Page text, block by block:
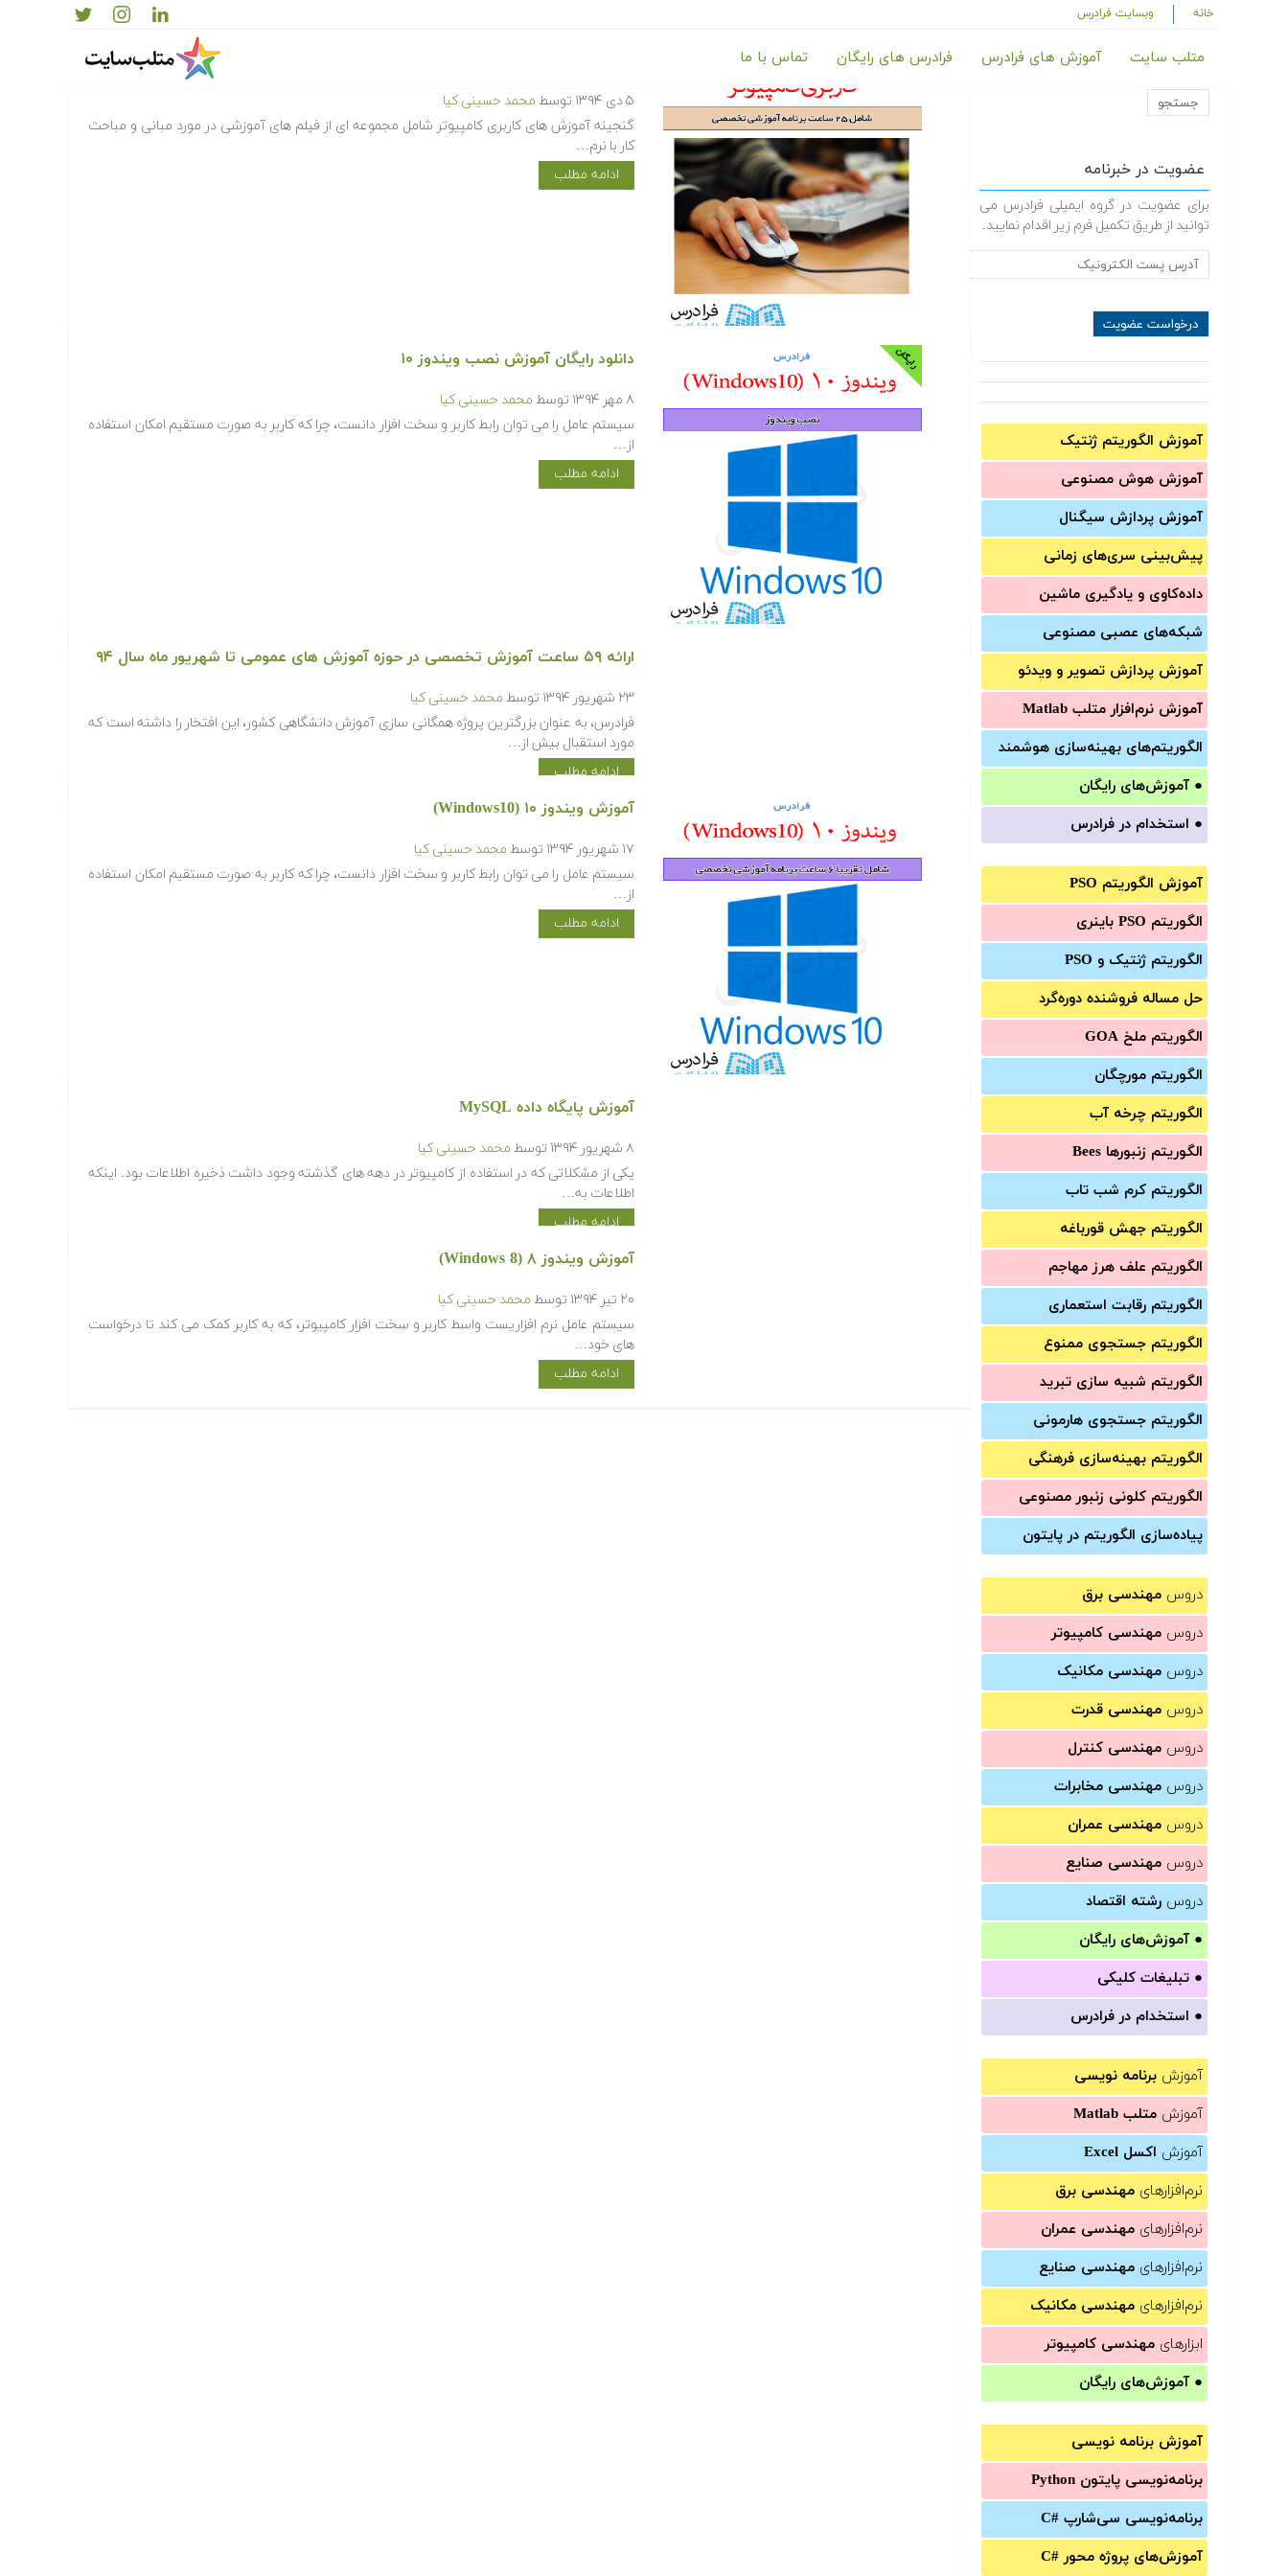
خانه وبسایت فرادرس
متلب سایت آموزش های فرادرس فرادرس های رایگان تماس با ما
عضویت در خبرنامه
برای عضویت در گروه ایمیلی فرادرس می
توانید از طریق تکمیل فرم زیر اقدام نمایید.
آموزش الگوریتم ژنتیک
آموزش‌ هوش مصنوعی
آموزش‌ پردازش سیگنال
پیش‌‌بینی سری‌‌های زمانی
داده‌کاوی و یادگیری ماشین
شبکه‌های عصبی مصنوعی
آموزش‌ پردازش تصویر و ویدئو
آموزش‌ نرم‌افزار متلب Matlab
الگوریتم‌های بهینه‌سازی هوشمند
● آموزش‌های رایگان
● استخدام در فرادرس
آموزش الگوریتم PSO
الگوریتم PSO باینری
الگوریتم ژنتیک و PSO
حل مساله فروشنده دوره‌گرد
الگوریتم ملخ GOA
الگوریتم مورچگان
الگوریتم چرخه آب
الگوریتم زنبورها Bees
الگوریتم کرم شب تاب
الگوریتم جهش قورباغه
الگوریتم علف هرز مهاجم
الگوریتم رقابت استعماری
الگوریتم جستجوی ممنوع
الگوریتم شبیه سازی تبرید
الگوریتم جستجوی هارمونی
الگوریتم بهینه‌سازی فرهنگی
الگوریتم کلونی زنبور مصنوعی
پیاده‌سازی الگوریتم در پایتون
دروس مهندسی برق
دروس مهندسی کامپیوتر
دروس مهندسی مکانیک
دروس مهندسی قدرت
دروس مهندسی کنترل
دروس مهندسی مخابرات
دروس مهندسی عمران
دروس مهندسی صنایع
دروس رشته اقتصاد
● آموزش‌های رایگان
● تبلیغات کلیکی
● استخدام در فرادرس
آموزش برنامه نویسی
آموزش متلب Matlab
آموزش اکسل Excel
نرم‌افزارهای مهندسی برق
نرم‌افزارهای مهندسی عمران
نرم‌افزارهای مهندسی صنایع
نرم‌افزارهای مهندسی مکانیک
ابزارهای مهندسی کامپیوتر
● آموزش‌های رایگان
آموزش برنامه نویسی
برنامه‌نویسی پایتون Python
برنامه‌‌نویسی سی‌شارپ C#‎
آموزش‌های پروژه محور #C
۵ دی ۱۳۹۴ توسط محمد حسینی کیا
گنجینه آموزش های کاربری کامپیوتر شامل مجموعه ای از فیلم های آموزشی در مورد مبانی و مباحث
کار با نرم…
ادامه مطلب
دانلود رایگان آموزش نصب ویندوز ۱۰
۸ مهر ۱۳۹۴ توسط محمد حسینی کیا
سیستم عامل را می توان رابط کاربر و سخت افزار دانست، چرا که کاربر به صورت مستقیم امکان استفاده
از…
ادامه مطلب
ارائه ۵۹ ساعت آموزش تخصصی در حوزه آموزش های عمومی تا شهریور ماه سال ۹۴
۲۳ شهریور ۱۳۹۴ توسط محمد حسینی کیا
فرادرس، به عنوان بزرگترین پروژه همگانی سازی آموزش دانشگاهی کشور، این افتخار را داشته است که
مورد استقبال بیش از…
ادامه مطلب
آموزش ویندوز ۱۰ (Windows10)
۱۷ شهریور ۱۳۹۴ توسط محمد حسینی کیا
سیستم عامل را می توان رابط کاربر و سخت افزار دانست، چرا که کاربر به صورت مستقیم امکان استفاده
از…
ادامه مطلب
آموزش پایگاه داده MySQL
۸ شهریور ۱۳۹۴ توسط محمد حسینی کیا
یکی از مشکلاتی که در استفاده از کامپیوتر در دهه های گذشته وجود داشت ذخیره اطلاعات بود. اینکه
اطلاعات به…
ادامه مطلب
آموزش ویندوز ۸ (Windows 8)
۲۰ تیر ۱۳۹۴ توسط محمد حسینی کیا
سیستم عامل نرم افزاریست واسط کاربر و سخت افزار کامپیوتر، که به کاربر کمک می کند تا درخواست
های خود…
ادامه مطلب